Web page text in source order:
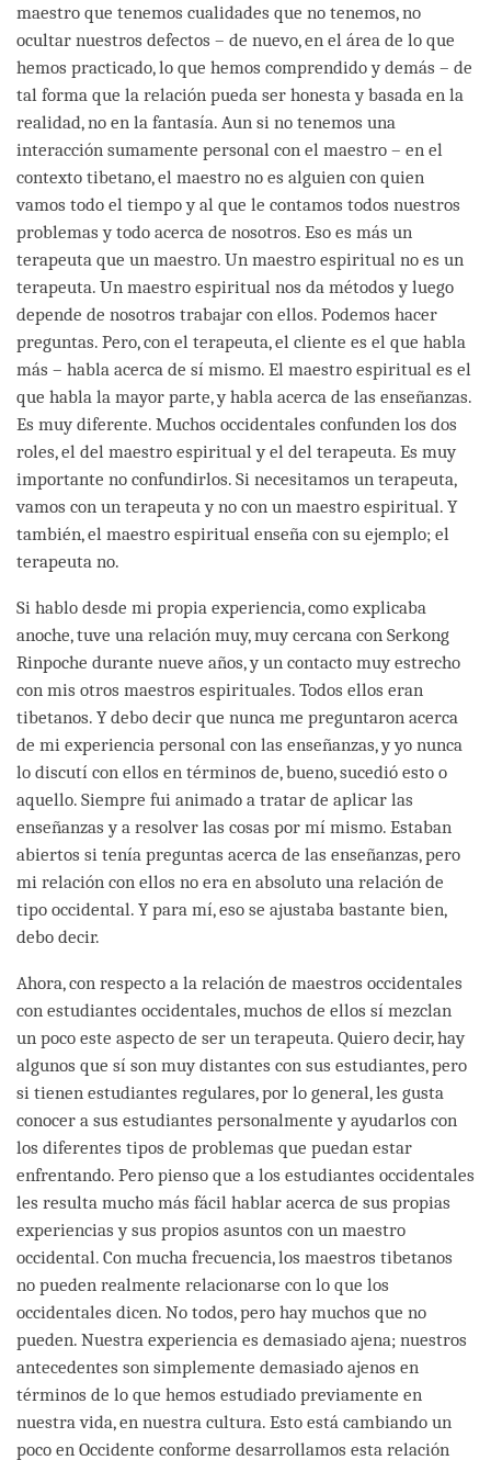
maestro que tenemos cualidades que no tenemos, no
ocultar nuestros defectos – de nuevo, en el área de lo que
hemos practicado, lo que hemos comprendido y demás – de
tal forma que la relación pueda ser honesta y basada en la
realidad, no en la fantasía. Aun si no tenemos una
interacción sumamente personal con el maestro – en el
contexto tibetano, el maestro no es alguien con quien
vamos todo el tiempo y al que le contamos todos nuestros
problemas y todo acerca de nosotros. Eso es más un
terapeuta que un maestro. Un maestro espiritual no es un
terapeuta. Un maestro espiritual nos da métodos y luego
depende de nosotros trabajar con ellos. Podemos hacer
preguntas. Pero, con el terapeuta, el cliente es el que habla
más – habla acerca de sí mismo. El maestro espiritual es el
que habla la mayor parte, y habla acerca de las enseñanzas.
Es muy diferente. Muchos occidentales confunden los dos
roles, el del maestro espiritual y el del terapeuta. Es muy
importante no confundirlos. Si necesitamos un terapeuta,
vamos con un terapeuta y no con un maestro espiritual. Y
también, el maestro espiritual enseña con su ejemplo; el
terapeuta no.
Si hablo desde mi propia experiencia, como explicaba
anoche, tuve una relación muy, muy cercana con Serkong
Rinpoche durante nueve años, y un contacto muy estrecho
con mis otros maestros espirituales. Todos ellos eran
tibetanos. Y debo decir que nunca me preguntaron acerca
de mi experiencia personal con las enseñanzas, y yo nunca
lo discutí con ellos en términos de, bueno, sucedió esto o
aquello. Siempre fui animado a tratar de aplicar las
enseñanzas y a resolver las cosas por mí mismo. Estaban
abiertos si tenía preguntas acerca de las enseñanzas, pero
mi relación con ellos no era en absoluto una relación de
tipo occidental. Y para mí, eso se ajustaba bastante bien,
debo decir.
Ahora, con respecto a la relación de maestros occidentales
con estudiantes occidentales, muchos de ellos sí mezclan
un poco este aspecto de ser un terapeuta. Quiero decir, hay
algunos que sí son muy distantes con sus estudiantes, pero
si tienen estudiantes regulares, por lo general, les gusta
conocer a sus estudiantes personalmente y ayudarlos con
los diferentes tipos de problemas que puedan estar
enfrentando. Pero pienso que a los estudiantes occidentales
les resulta mucho más fácil hablar acerca de sus propias
experiencias y sus propios asuntos con un maestro
occidental. Con mucha frecuencia, los maestros tibetanos
no pueden realmente relacionarse con lo que los
occidentales dicen. No todos, pero hay muchos que no
pueden. Nuestra experiencia es demasiado ajena; nuestros
antecedentes son simplemente demasiado ajenos en
términos de lo que hemos estudiado previamente en
nuestra vida, en nuestra cultura. Esto está cambiando un
poco en Occidente conforme desarrollamos esta relación